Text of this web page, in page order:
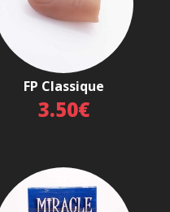
FP Classique
3.50€